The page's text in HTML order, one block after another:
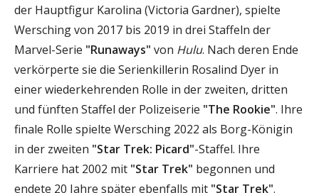
der Hauptfigur Karolina (Victoria Gardner), spielte
Wersching von 2017 bis 2019 in drei Staffeln der
Marvel-Serie "Runaways" von Hulu. Nach deren Ende
verkörperte sie die Serienkillerin Rosalind Dyer in
einer wiederkehrenden Rolle in der zweiten, dritten
und fünften Staffel der Polizeiserie "The Rookie". Ihre
finale Rolle spielte Wersching 2022 als Borg-Königin
in der zweiten "Star Trek: Picard"-Staffel. Ihre
Karriere hat 2002 mit "Star Trek" begonnen und
endete 20 Jahre später ebenfalls mit "Star Trek".